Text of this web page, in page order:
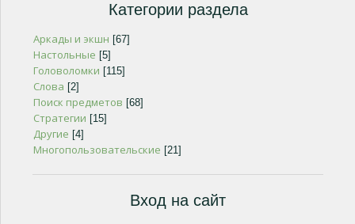
Категории раздела
Аркады и экшн [67]
Настольные [5]
Головоломки [115]
Слова [2]
Поиск предметов [68]
Стратегии [15]
Другие [4]
Многопользовательские [21]
Вход на сайт